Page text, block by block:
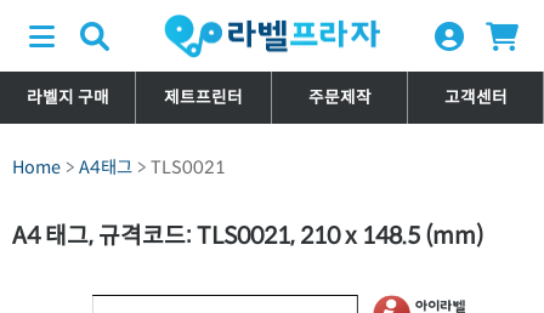
라벨지 구매 제트프린터 주문제작 고객센터
Home A4태그 TLS0021
A4 태그, 규격코드: TLS0021, 210 x 148.5 (mm)